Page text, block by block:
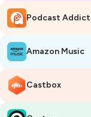
Ce podcast est
d’échanger sans
plaira, vous pouvez
notre site AXOPEN :
Crédit son : Maxime
Hébergé par Ausha.
Podcast Addict
Amazon Music
Castbox